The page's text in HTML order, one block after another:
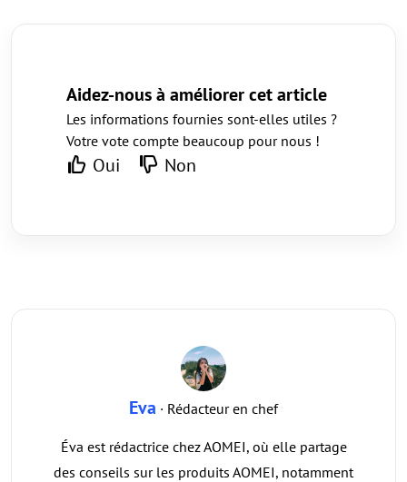
Aidez-nous à améliorer cet article
Les informations fournies sont-elles utiles ?
Votre vote compte beaucoup pour nous !
Oui Non
Eva · Rédacteur en chef
Éva est rédactrice chez AOMEI, où elle partage
des conseils sur les produits AOMEI, notamment